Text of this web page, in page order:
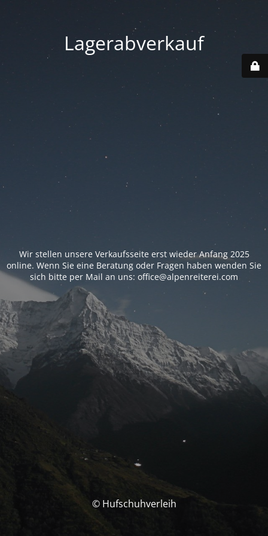
Lagerabverkauf
Wir stellen unsere Verkaufsseite erst wieder Anfang 2025
online. Wenn Sie eine Beratung oder Fragen haben wenden Sie
sich bitte per Mail an uns: office@alpenreiterei.com
© Hufschuhverleih